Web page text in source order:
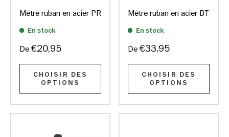
Mètre ruban en acier PR
En stock
De €20,95
CHOISIR DES
OPTIONS
Mètre ruban en acier BT
En stock
De €33,95
CHOISIR DES
OPTIONS